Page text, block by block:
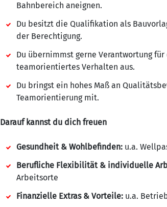
Bahnbereich aneignen.
Du besitzt die Qualifikation als
der Berechtigung.
Du übernimmst gerne Verantwortung
teamorientiertes Verhalten aus.
Du bringst ein hohes Maß an
Teamorientierung mit.
Darauf kannst du dich freuen
Gesundheit & Wohlbefinden: u.a.
Berufliche Flexibilität & individuelle
Arbeitsorte
Finanzielle Extras & Vorteile: u.a.